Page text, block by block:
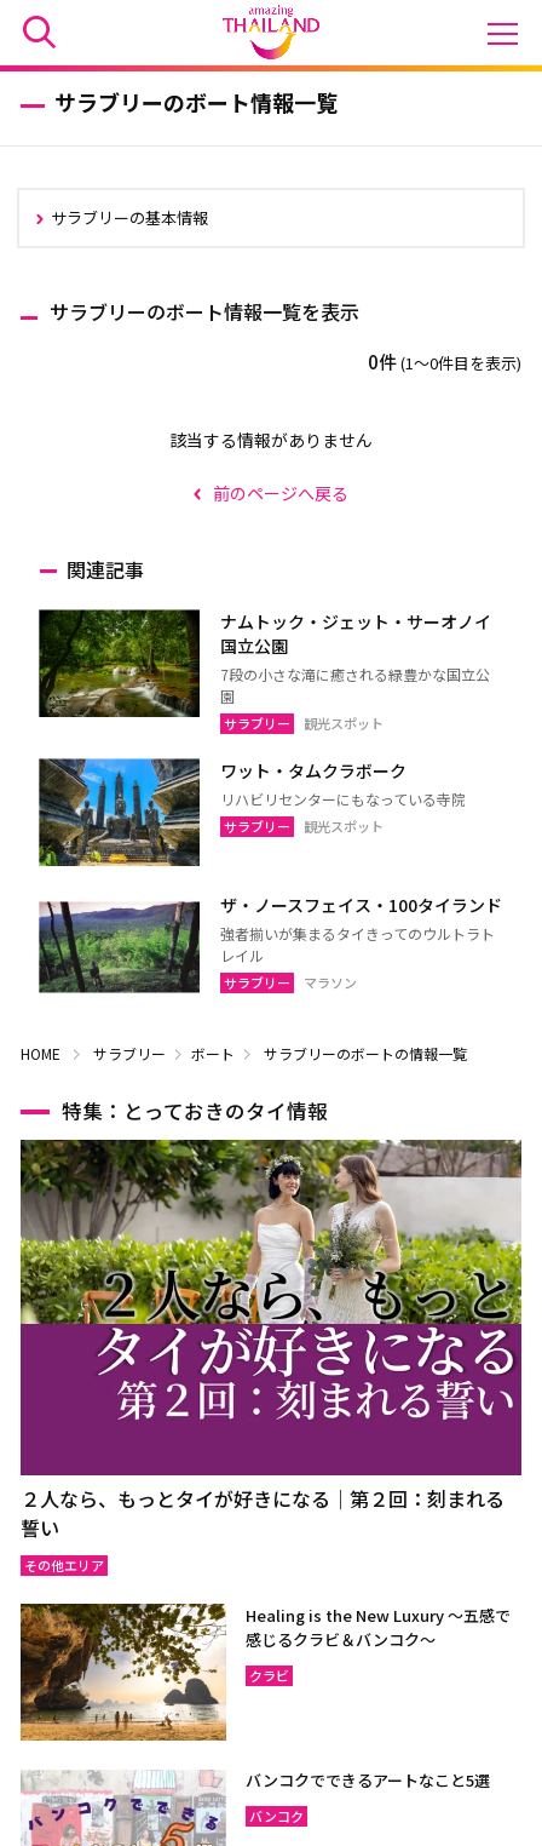
サラブリーのボート情報一覧
サラブリーの基本情報
サラブリーのボート情報一覧を表示
0件(1〜0件目を表示)
該当する情報がありません
前のページへ戻る
関連記事
ナムトック・ジェット・サーオノイ
国立公園
7段の小さな滝に癒される緑豊かな国立公
園
サラブリー 観光スポット
ワット・タムクラボーク
リハビリセンターにもなっている寺院
サラブリー 観光スポット
ザ・ノースフェイス・100タイランド
強者揃いが集まるタイきってのウルトラト
レイル
サラブリー マラソン
HOME サラブリー ボート サラブリーのボートの情報一覧
特集：とっておきのタイ情報
２人なら、もっとタイが好きになる｜第２回：刻まれる
誓い
その他エリア
Healing is the New Luxury ～五感で
感じるクラビ＆バンコク～
クラビ
バンコクでできるアートなこと5選
バンコク